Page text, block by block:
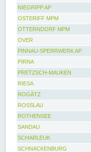
NIEGRIPP AP
OSTERIFF MPM
OTTERNDORF MPM
OVER
PINNAU-SPERRWERK AP
PIRNA
PRETZSCH-MAUKEN
RIESA
ROGÄTZ
ROSSLAU
ROTHENSEE
SANDAU
SCHARLEUK
SCHNACKENBURG